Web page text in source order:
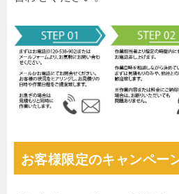
お客様限定のキャンペー